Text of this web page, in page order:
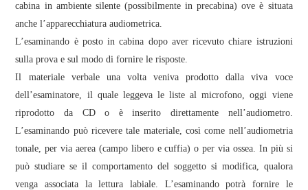
cabina in ambiente silente (possibilmente in precabina) ove è situata
anche l’apparecchiatura audiometrica.
L’esaminando è posto in cabina dopo aver ricevuto chiare istruzioni
sulla prova e sul modo di fornire le risposte.
Il materiale verbale una volta veniva prodotto dalla viva voce
dell’esaminatore, il quale leggeva le liste al microfono, oggi viene
riprodotto da CD o è inserito direttamente nell’audiometro.
L’esaminando può ricevere tale materiale, così come nell’audiometria
tonale, per via aerea (campo libero e cuffia) o per via ossea. In più si
può studiare se il comportamento del soggetto si modifica, qualora
venga associata la lettura labiale. L’esaminando potrà fornire le